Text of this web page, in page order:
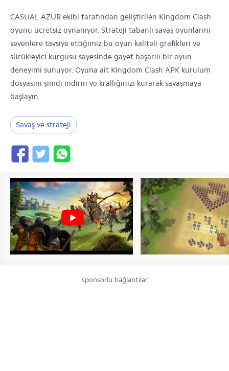
CASUAL AZUR ekibi tarafından geliştirilen Kingdom Clash
oyunu ücretsiz oynanıyor. Strateji tabanlı savaş oyunlarını
sevenlere tavsiye ettiğimiz bu oyun kaliteli grafikleri ve
sürükleyici kurgusu sayesinde gayet başarılı bir oyun
deneyimi sunuyor. Oyuna ait Kingdom Clash APK kurulum
dosyasını şimdi indirin ve krallığınızı kurarak savaşmaya
başlayın.
Savaş ve strateji
sponsorlu bağlantılar